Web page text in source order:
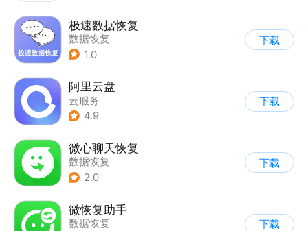
极速数据恢复
数据恢复
1.0
下载
阿里云盘
云服务
4.9
下载
微心聊天恢复
数据恢复
2.0
下载
微恢复助手
数据恢复
下载